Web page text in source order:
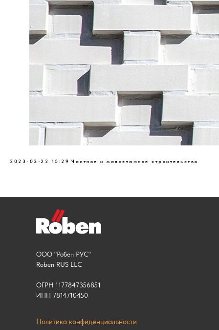
2023-03-22 15:29 Частное и малоэтажное строительство
ООО "Робен РУС"
Roben RUS LLC
ОГРН 1177847356851
ИНН 7814710450
Политика конфиденциальности